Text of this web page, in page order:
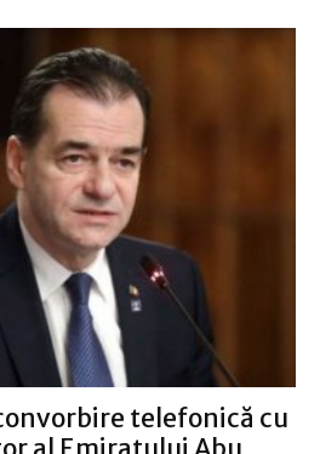
telefonică cu